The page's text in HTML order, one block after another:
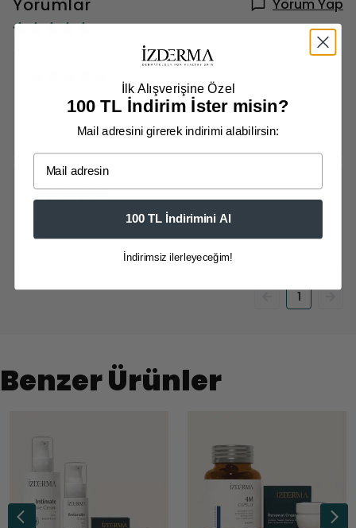
Yorumlar Yorum Yap
S.
Satın Alınmış
Satın Alınmış
1
Benzer Ürünler
İlk Alışverişine Özel
100 TL İndirim İster misin?
Mail adresini girerek indirimi alabilirsin:
Email
100 TL İndirimini Al
İndirimsiz ilerleyeceğim!